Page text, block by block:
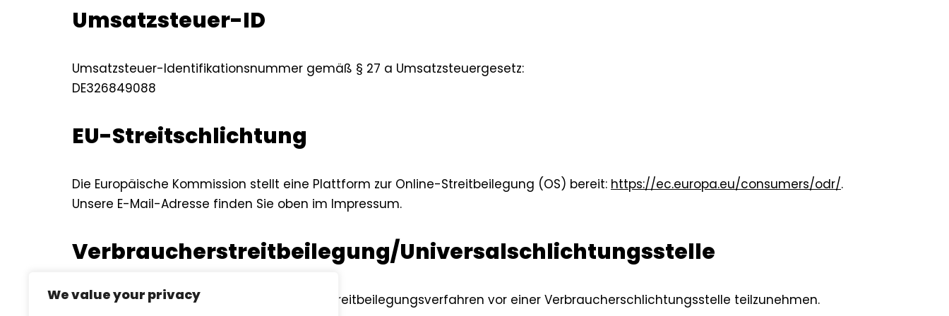
We value your privacy
Umsatzsteuer-ID
Umsatzsteuer-Identifikationsnummer gemäß § 27 a Umsatzsteuergesetz:
DE326849088
EU-Streitschlichtung
Die Europäische Kommission stellt eine Plattform zur Online-Streitbeilegung (OS) bereit: https://ec.europa.eu/consumers/odr/.
Unsere E-Mail-Adresse finden Sie oben im Impressum.
Verbraucher­streit­beilegung/Universal­schlichtungs­stelle
Wir sind nicht bereit oder verpflichtet, an Streitbeilegungsverfahren vor einer Verbraucherschlichtungsstelle teilzunehmen.